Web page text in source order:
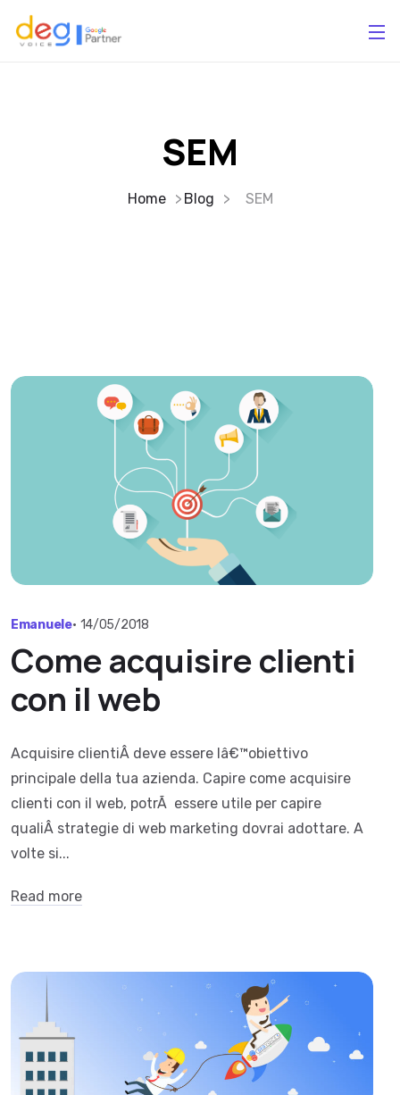
SEM
Home Blog SEM
Emanuele• 14/05/2018
Come acquisire clienti
con il web
Acquisire clientiÂ deve essere lâ€™obiettivo
principale della tua azienda. Capire come acquisire
clienti con il web, potrÃ essere utile per capire
qualiÂ strategie di web marketing dovrai adottare. A
volte si...
Read more